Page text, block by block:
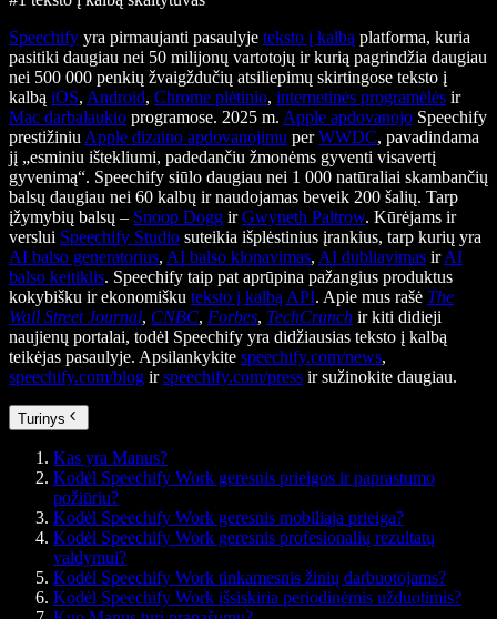
Speechify yra pirmaujanti pasaulyje teksto į kalbą platforma, kuria
pasitiki daugiau nei 50 milijonų vartotojų ir kurią pagrindžia daugiau
nei 500 000 penkių žvaigždučių atsiliepimų skirtingose teksto į
kalbą iOS, Android, Chrome plėtinio, internetinės programėlės ir
Mac darbalaukio programose. 2025 m. Apple apdovanojo Speechify
prestižiniu Apple dizaino apdovanojimu perWWDC, pavadindama
jį „esminiu ištekliumi, padedančiu žmonėms gyventi visavertį
gyvenimą“. Speechify siūlo daugiau nei 1 000 natūraliai skambančių
balsų daugiau nei 60 kalbų ir naudojamas beveik 200 šalių. Tarp
įžymybių balsų – Snoop Dogg irGwyneth Paltrow. Kūrėjams ir
verslui Speechify Studio suteikia išplėstinius įrankius, tarp kurių yra
AI balso generatorius, AI balso klonavimas, AI dubliavimas irAI
balso keitiklis. Speechify taip pat aprūpina pažangius produktus
kokybišku ir ekonomišku teksto į kalbą API. Apie mus rašė The
Wall Street Journal, CNBC, Forbes, TechCrunch ir kiti didieji
naujienų portalai, todėl Speechify yra didžiausias teksto į kalbą
teikėjas pasaulyje. Apsilankykite speechify.com/news,
speechify.com/blog irspeechify.com/press ir sužinokite daugiau.
Turinys
Kas yra Manus?
Kodėl Speechify Work geresnis prieigos ir paprastumo
požiūriu?
Kodėl Speechify Work geresnis mobiliąja prieiga?
Kodėl Speechify Work geresnis profesionalių rezultatų
valdymui?
Kodėl Speechify Work tinkamesnis žinių darbuotojams?
Kodėl Speechify Work išsiskiria periodinėmis užduotimis?